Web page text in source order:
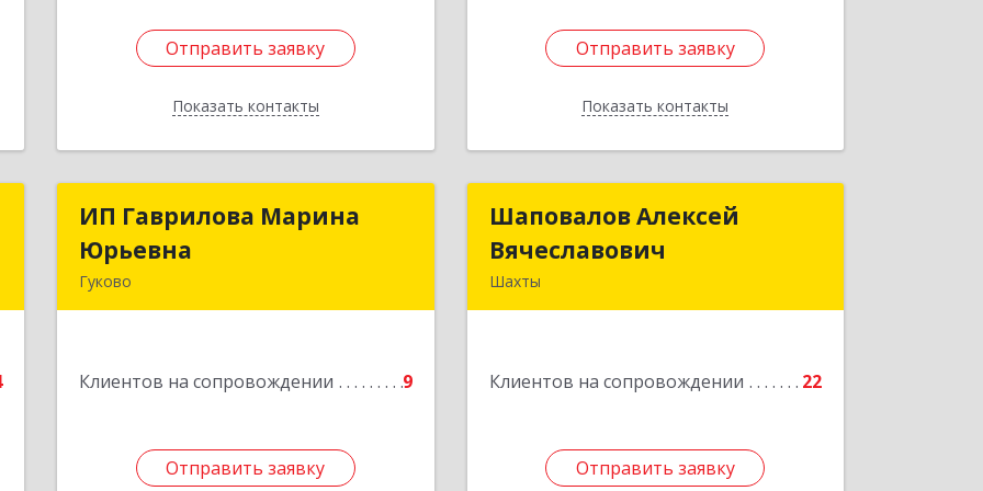
Отправить заявку
Показать контакты
Отправить заявку
Назад
Отправить заявку
Показать контакты
Отправить заявку
Назад
ИП Гаврилова Марина
Юрьевна
Гуково
Клиентов на сопровождении 9
Отправить заявку
ИП Гаврилова Марина
Отправить заявку
Шаповалов Алексей
Вячеславович
Шахты
Клиентов на сопровождении 22
Отправить заявку
Шаповалов Алексей
Вячеславович
Подробнее
Отправить заявку